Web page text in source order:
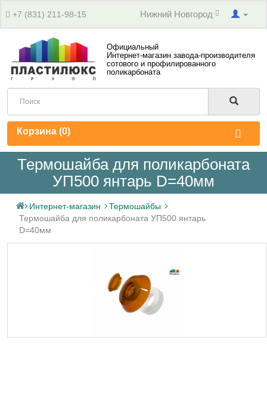
+7 (831) 211-98-15 Нижний Новгород
Официальный
Интернет-магазин завода-производителя
сотового и профилированного
поликарбоната
Корзина (0)
Термошайба для поликарбоната
УП500 янтарь D=40мм
Интернет-магазин
Термошайбы
Термошайба для поликарбоната УП500 янтарь
D=40мм